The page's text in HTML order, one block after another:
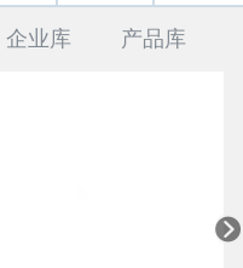
企业库 产品库
